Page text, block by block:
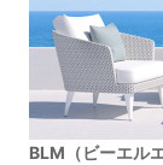
BLM（ビーエルエ